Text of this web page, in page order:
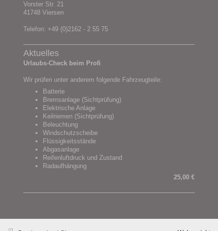
Vorster Str. 21
41748 Viersen
Telefon: +49 (0)2162 - 2 55 75
Aktuelles
Urlaubs-Check beim Profi
Wir prüfen unter anderem folgende Fahrzeugteile:
Batterie
Bremsanlage (Sichtprüfung)
Elektrische Anlage
Keilriemen (Sichtprüfung)
Beleuchtung
Windschutzscheibe
Flüssigkeitsstände
Abgasanlage
Reifenluftdruck und Zustand
Radaufhängung
25,00 €